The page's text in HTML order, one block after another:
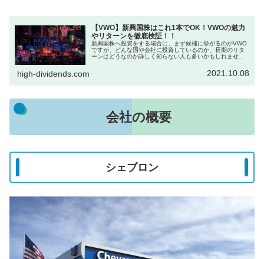
【VWO】新興国株はこれ1本でOK！VWOの魅力
やリターンを徹底検証！！
新興国株へ投資をする場合に、まず候補に挙がるのがVWO
ですが、どんな国や会社に投資しているのか、長期のリタ
ーンはどうなのか詳しく知らない人も多いかもしれませ
high-dividends.com 2021.10.08
会社の概要
シェブロン